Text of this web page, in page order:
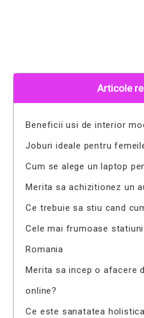
Articole
Beneficii usi de interior
Joburi ideale pentru
Cum se alege un laptop
Merita sa achizitionez un
Ce trebuie sa stiu cand
Cele mai frumoase
Romania
Merita sa incep o afacere
online?
Ce este sanatatea